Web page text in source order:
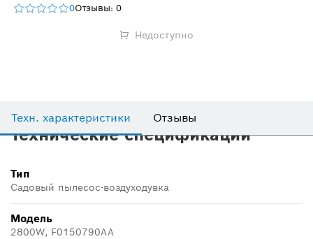
0Отзывы: 0
Недоступно
Техн. характеристики Отзывы
Технические спецификации
Тип
Садовый пылесос-воздуходувка
Модель
2800W, F0150790AA